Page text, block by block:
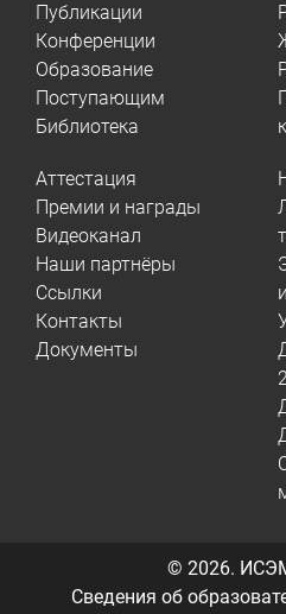
Публикации
Конференции
Образование
Поступающим
Библиотека
Аттестация
Премии и награды
Видеоканал
Наши партнёры
Ссылки
Контакты
Документы
© 2026.
Сведения об